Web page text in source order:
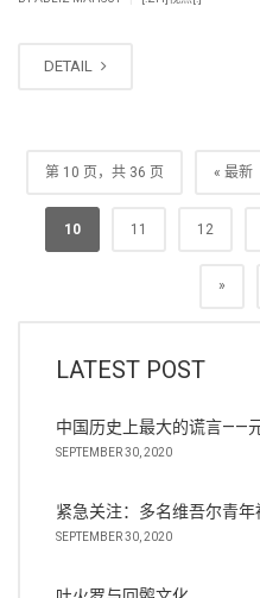
DETAIL
第 10 页，共 36 页 « 最新
10 11 12
»
LATEST POST
中国历史上最大的谎言——
SEPTEMBER 30, 2020
紧急关注：多名维吾尔青
SEPTEMBER 30, 2020